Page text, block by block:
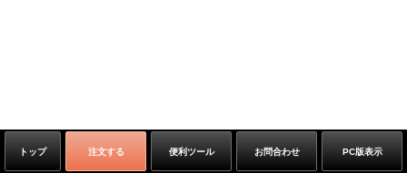
トップ 注文する 便利ツール お問合わせ PC版表示